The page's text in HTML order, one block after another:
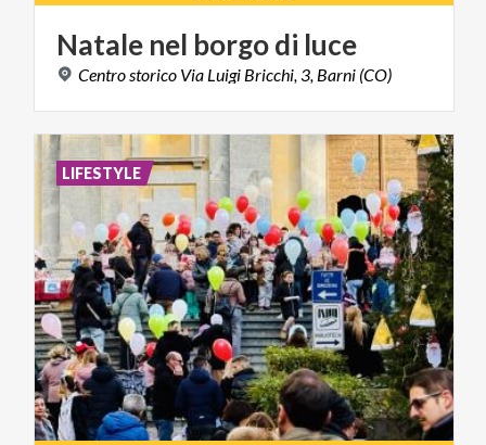
Natale nel borgodi luce
Centrostorico Via Luigi Bricchi,3, Barni (CO)
LIFESTYLE